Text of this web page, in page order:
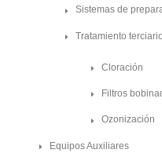
Sistemas de
Tratamiento
Cloración
Filtros
Ozonización
Equipos Auxiliares